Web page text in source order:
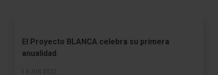
El Proyecto BLANCA celebra su primera
anualidad